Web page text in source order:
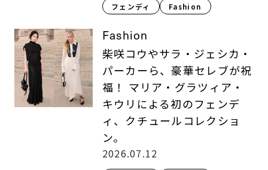
フェンディ Fashion​
Fashion
柴咲コウやサラ・ジェシカ・
パーカーら、豪華セレブが祝
福！ マリア・グラツィア・
キウリによる初のフェンデ
ィ、クチュールコレクショ
ン。
2026.07.12